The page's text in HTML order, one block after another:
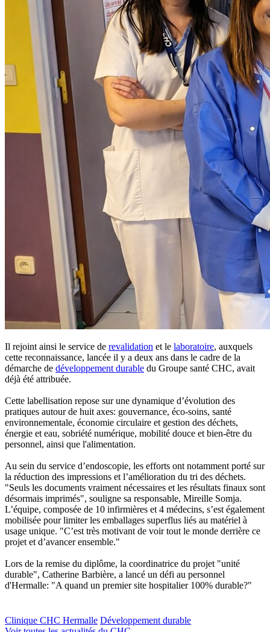
Il rejoint ainsi le service de revalidation et le laboratoire, auxquels
cette reconnaissance, lancée il y a deux ans dans le cadre de la
démarche de développement durable du Groupe santé CHC, avait
déjà été attribuée.
Cette labellisation repose sur une dynamique d’évolution des
pratiques autour de huit axes: gouvernance, éco-soins, santé
environnementale, économie circulaire et gestion des déchets,
énergie et eau, sobriété numérique, mobilité douce et bien-être du
personnel, ainsi que l'alimentation.
Au sein du service d’endoscopie, les efforts ont notamment porté sur
la réduction des impressions et l’amélioration du tri des déchets.
"Seuls les documents vraiment nécessaires et les résultats finaux sont
désormais imprimés", souligne sa responsable, Mireille Somja.
L’équipe, composée de 10 infirmières et 4 médecins, s’est également
mobilisée pour limiter les emballages superflus liés au matériel à
usage unique. "C’est très motivant de voir tout le monde derrière ce
projet et d’avancer ensemble."
Lors de la remise du diplôme, la coordinatrice du projet "unité
durable", Catherine Barbière, a lancé un défi au personnel
d'Hermalle: "A quand un premier site hospitalier 100% durable?"
Clinique CHC Hermalle Développement durable